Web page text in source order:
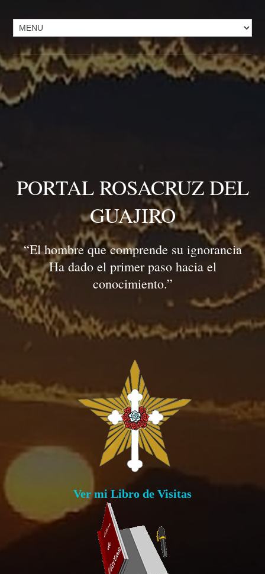
PORTAL ROSACRUZ DEL
GUAJIRO
“El hombre que comprende su ignorancia
Ha dado el primer paso hacia el
conocimiento.”
Ver mi Libro de Visitas